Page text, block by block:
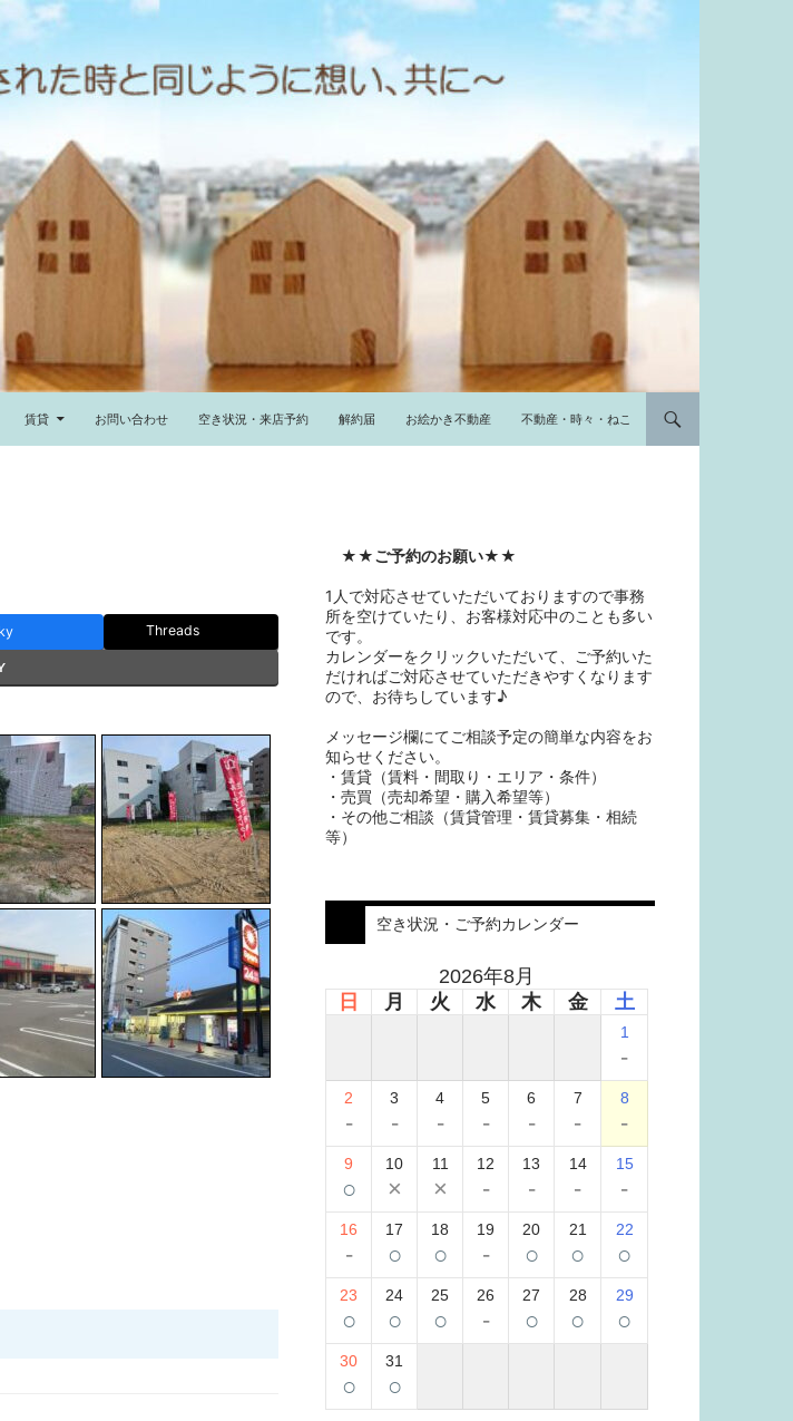
賃貸 お問い合わせ 空き状況・来店予約 解約届 お絵かき不動産 不動産・時々・ねこ
Threads
★★ご予約のお願い★★
1人で対応させていただいておりますので事務
所を空けていたり、お客様対応中のことも多い
です。
カレンダーをクリックいただいて、ご予約いた
だければご対応させていただきやすくなります
ので、お待ちしています♪
メッセージ欄にてご相談予定の簡単な内容をお
知らせください。
・賃貸（賃料・間取り・エリア・条件）
・売買（売却希望・購入希望等）
・その他ご相談（賃貸管理・賃貸募集・相続
等）
空き状況・ご予約カレンダー
2026年8月
日
月 火 水 木 金 土
1
-
2
-
3
-
4
-
5
-
6
-
7
-
8
-
9
○
10
×
11
×
12
-
13
-
14
-
15
-
16
-
17
○
18
○
19
-
20
○
21
○
22
○
23
○
24
○
25
○
26
-
27
○
28
○
29
○
30
○
31
○